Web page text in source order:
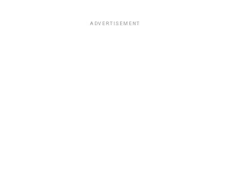
ADVERTISEMENT